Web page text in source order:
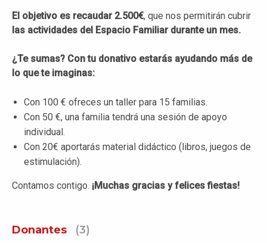
El objetivo es recaudar 2.500€, que nos permitirán cubrir
las actividades del Espacio Familiar durante un mes.
¿Te sumas? Con tu donativo estarás ayudando más de
lo que te imaginas:
Con 100 € ofreces un taller para 15 familias.
Con 50 €, una familia tendrá una sesión de apoyo
individual.
Con 20€ aportarás material didáctico (libros, juegos de
estimulación).
Contamos contigo. ¡Muchas gracias y felices fiestas!
Donantes (3)